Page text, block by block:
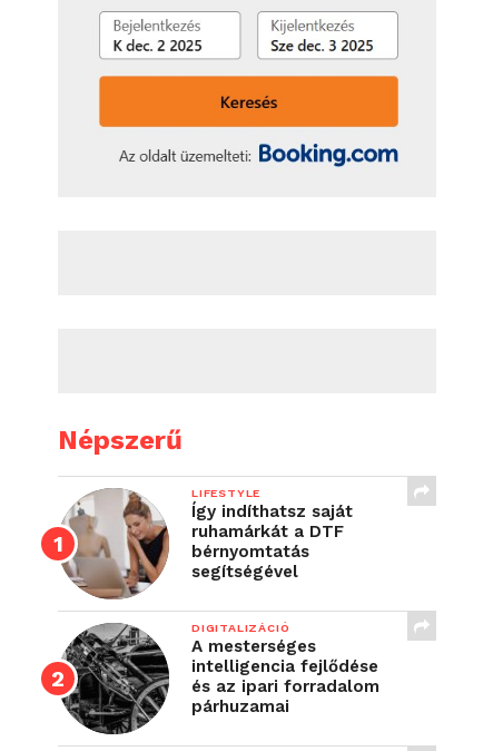
Népszerű
LIFESTYLE
Így indíthatsz saját
ruhamárkát a DTF
bérnyomtatás
segítségével
DIGITALIZÁCIÓ
A mesterséges
intelligencia fejlődése
és az ipari forradalom
párhuzamai